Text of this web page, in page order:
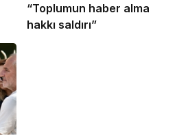
“Toplumun haber alma
hakkı saldırı”